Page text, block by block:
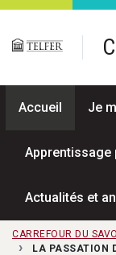
Passer au contenu
Accueil Je
Apprentissage
Actualités et
CARREFOUR DU
LA PASSATION